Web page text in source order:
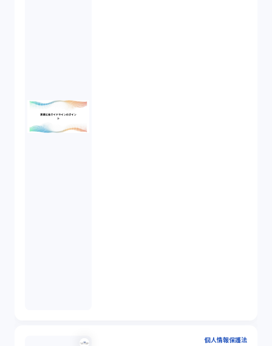
個人情報保護法